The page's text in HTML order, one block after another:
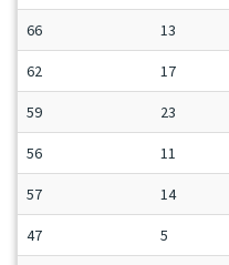
66 13
62 17
59 23
56 11
57 14
47 5